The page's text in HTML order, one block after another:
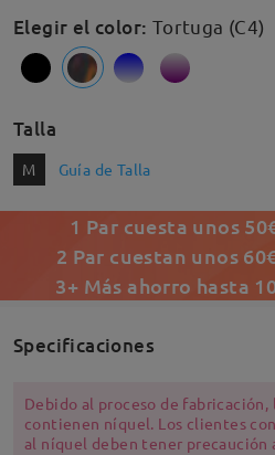
Elegir el color: Tortuga (C4)
Talla
M Guía de Talla
1 Par cuesta unos
2 Par cuestan unos
3+ Más ahorro hasta
Specificaciones
Debido al proceso de
contienen níquel. Los clientes
al níquel deben tener precaución